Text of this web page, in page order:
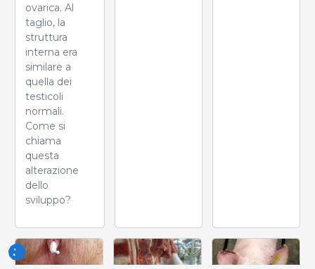
ovarica. Al
taglio, la
struttura
interna era
similare a
quella dei
testicoli
normali.
Come si
chiama
questa
alterazione
dello
sviluppo?